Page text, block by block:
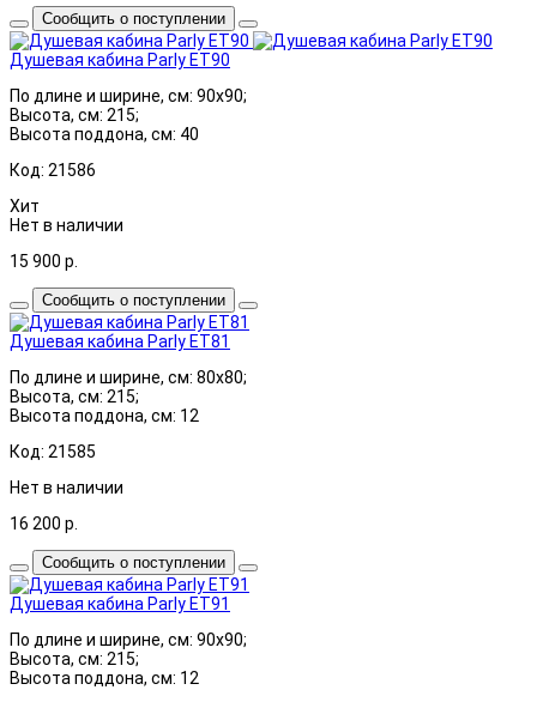
Сообщить о поступлении
Душевая кабина Parly ET90
По длине и ширине, см: 90x90;
Высота, см: 215;
Высота поддона, см: 40
Код: 21586
Хит
Нет в наличии
15 900 р.
Сообщить о поступлении
Душевая кабина Parly ET81
По длине и ширине, см: 80x80;
Высота, см: 215;
Высота поддона, см: 12
Код: 21585
Нет в наличии
16 200 р.
Сообщить о поступлении
Душевая кабина Parly ET91
По длине и ширине, см: 90x90;
Высота, см: 215;
Высота поддона, см: 12